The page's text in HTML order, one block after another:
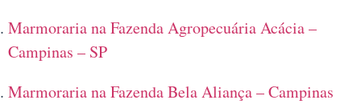
Marmoraria na Fazenda Agropecuária Acácia –
Campinas – SP
Marmoraria na Fazenda Bela Aliança – Campinas